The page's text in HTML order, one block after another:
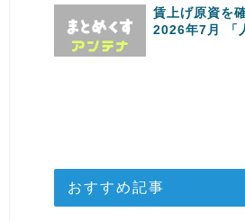
賃上げ原資を
2026年7月 「
おすすめ記事